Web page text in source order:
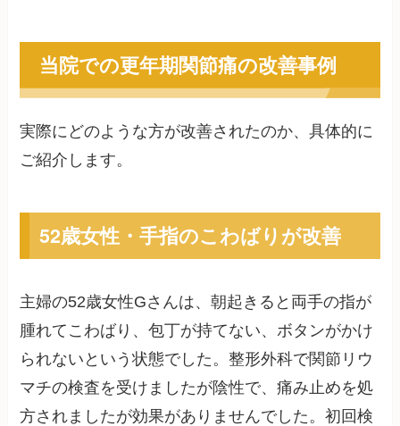
当院での更年期関節痛の改善事例
実際にどのような方が改善されたのか、具体的に
ご紹介します。
52歳女性・手指のこわばりが改善
主婦の52歳女性Gさんは、朝起きると両手の指が
腫れてこわばり、包丁が持てない、ボタンがかけ
られないという状態でした。整形外科で関節リウ
マチの検査を受けましたが陰性で、痛み止めを処
方されましたが効果がありませんでした。初回検